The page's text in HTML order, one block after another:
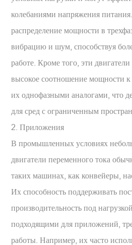
колебаниями напряжения
распределение мощности в
вибрацию и шум, способствуя
работе. Кроме того, эти
высокое соотношение мощности
их однофазными аналогами, что
для сред с ограниченным
2. Приложения
В промышленных условиях
двигатели переменного тока
таких машинах, как конвейеры,
Их способность поддерживать
производительность под
подходящими для приложений,
работы. Например, их часто